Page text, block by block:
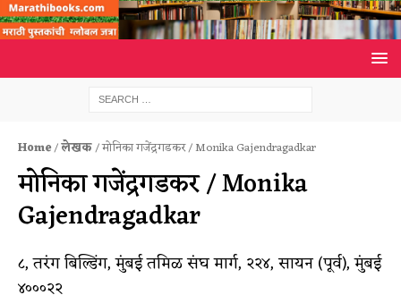
Home/लेखक/ मोनिका गजेंद्रगडकर / Monika Gajendragadkar
मोनिका गजेंद्रगडकर / Monika
Gajendragadkar
८, तरंग बिल्डिंग, मुंबई तमिळ संघ मार्ग, २२४, सायन (पूर्व), मुंबई
४०००२२